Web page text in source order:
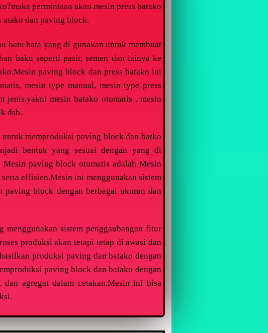
permintaan akan mesin press batako
atako dan paving block.
batu bata yang di gunakan untuk membuat
baku seperti pasir, semen dan lainya ke
paving block dan press batako ini
mesin type manual, mesin type press
mesin batako otomatis , mesin
dsb.
memproduksi paving block dan batko
bentuk yang sesuai dengan yang di
Mesin paving block otomatis adalah Mesin
effisien.Mesin ini menggunakan sistem
block dengan berbagai ukuran dan
menggunakan sistem penggaubangan fitur
produksi akan tetapi tetap di awasi dan
produksi paving dan batako dengan
paving block dan batako dengan
dan agregat dalam cetakan.Mesin ini bisa